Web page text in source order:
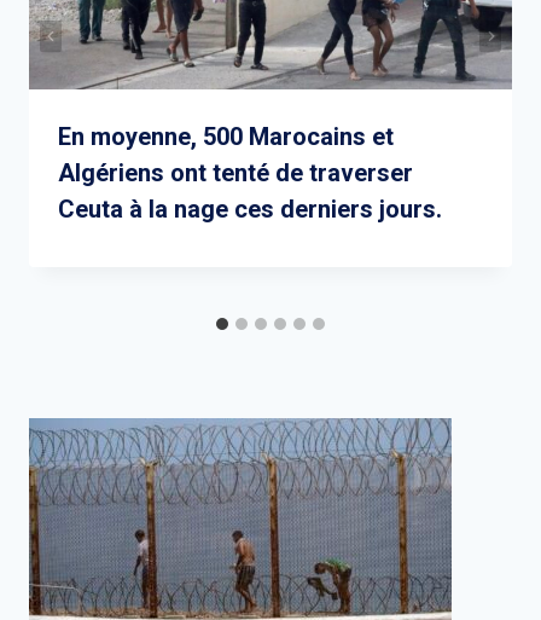
En moyenne, 500 Marocains et
Algériens ont tenté de traverser
Ceuta à la nage ces derniers jours.